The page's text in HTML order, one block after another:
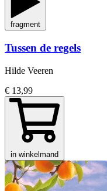
fragment
Tussen de regels
Hilde Veeren
€ 13,99
in winkelmand